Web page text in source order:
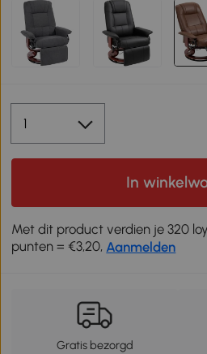
In
Met dit product verdien je 320
punten = €3,20, Aanmelden
Gratis bezorgd